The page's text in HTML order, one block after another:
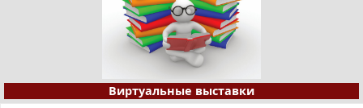
Виртуальные выставки